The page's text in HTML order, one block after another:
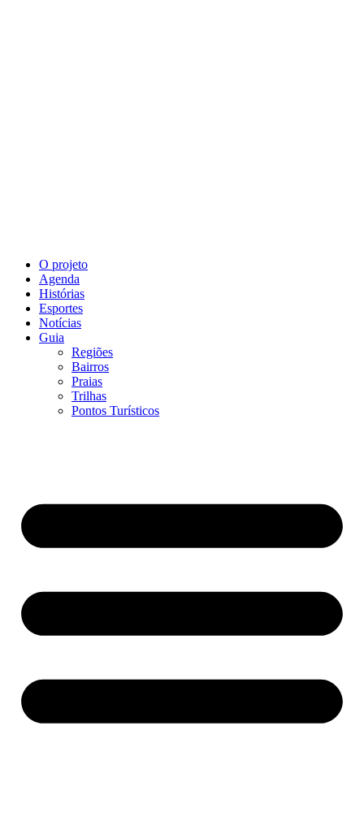
O projeto
Agenda
Histórias
Esportes
Notícias
Guia
Regiões
Bairros
Praias
Trilhas
Pontos Turísticos